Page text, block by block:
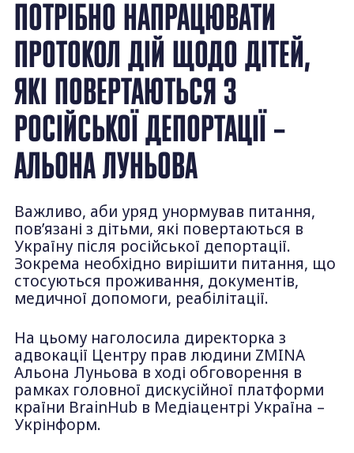
ПОТРІБНО НАПРАЦЮВАТИ
ПРОТОКОЛ ДІЙ ЩОДО ДІТЕЙ,
ЯКІ ПОВЕРТАЮТЬСЯ З
РОСІЙСЬКОЇ ДЕПОРТАЦІЇ –
АЛЬОНА ЛУНЬОВА
Важливо, аби уряд унормував питання,
пов’язані з дітьми, які повертаються в
Україну після російської депортації.
Зокрема необхідно вирішити питання, що
стосуються проживання, документів,
медичної допомоги, реабілітації.
На цьому наголосила директорка з
адвокації Центру прав людини ZMINA
Альона Луньова в ході обговорення в
рамках головної дискусійної платформи
країни BrainHub в Медіацентрі Україна –
Укрінформ.